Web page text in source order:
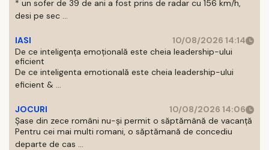
* un sofer de 39 de ani a fost prins de radar cu 156 km/h,
desi pe sec ...
IASI
10/08/2026 14:14
De ce inteligența emoțională este cheia leadership-ului
eficient
De ce inteligenta emotională este cheia leadership-ului
eficient & ...
JOCURI
10/08/2026 14:06
Șase din zece români nu-și permit o săptămână de vacanță
Pentru cei mai multi romani, o săptămană de concediu
departe de cas ...